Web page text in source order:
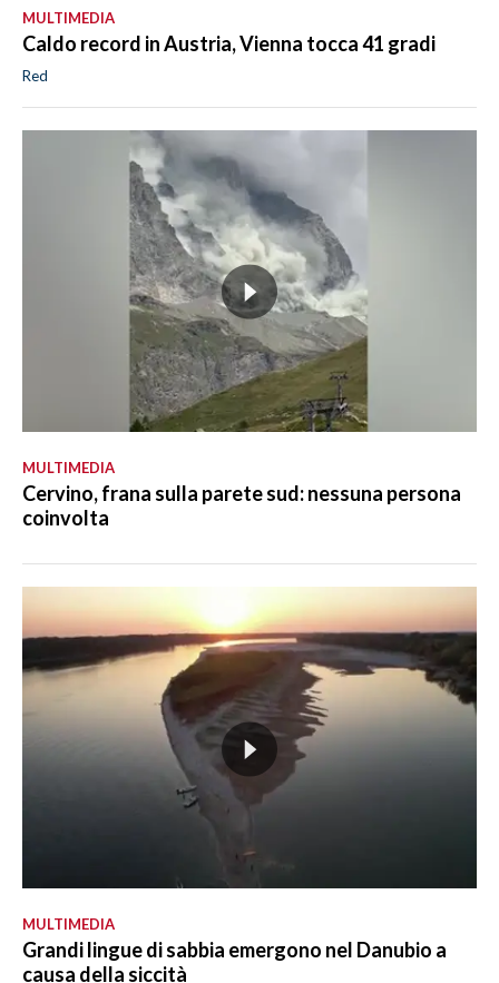
MULTIMEDIA
Caldo record in Austria, Vienna tocca 41 gradi
Red
MULTIMEDIA
Cervino, frana sulla parete sud: nessuna persona
coinvolta
MULTIMEDIA
Grandi lingue di sabbia emergono nel Danubio a
causa della siccità